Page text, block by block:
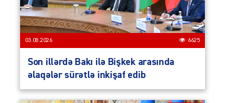
03.08.2026 6625
Son illərdə Bakı ilə Bişkek arasında
əlaqələr sürətlə inkişaf edib